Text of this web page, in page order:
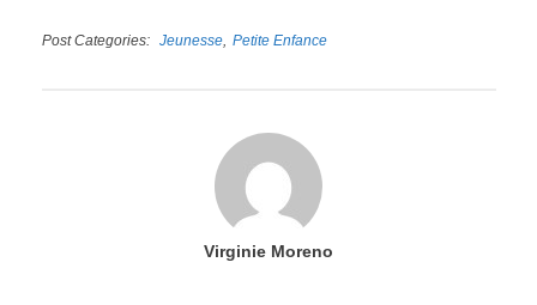
Post Categories Jeunesse Petite Enfance
Virginie Moreno